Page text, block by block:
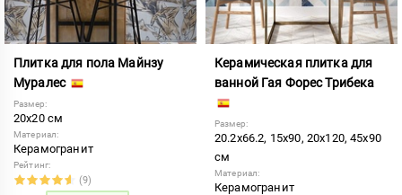
Плитка для пола Майнзу
Муралес
Размер:
20x20 см
Материал:
Керамогранит
Рейтинг:
(9)
Керамическая плитка для
ванной Гая Форес Трибека
Размер:
20.2x66.2, 15x90, 20x120, 45x90
см
Материал:
Керамогранит